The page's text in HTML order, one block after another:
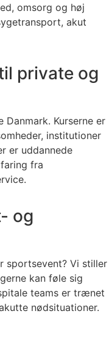
omsorg og høj
akut
private og
Kurserne er
institutioner
er uddannede
fra
og
sportsevent? Vi stiller
kan føle sig
teams er trænet
nødsituationer.